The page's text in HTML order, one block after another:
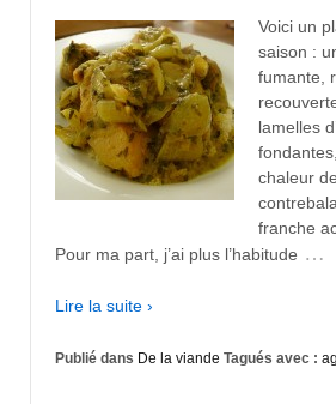
Voici un
saison :
fumante,
lamelles
chaleur
franche
Pour ma part, j’ai plus l’habitude …
Lire la suite ›
Publié dans De la viande Tagués avec :